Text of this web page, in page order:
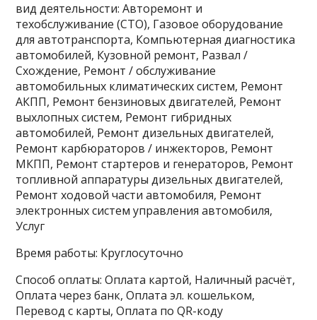
вид деятельности: Авторемонт и
техобслуживание (СТО), Газовое оборудование
для автотранспорта, Компьютерная диагностика
автомобилей, Кузовной ремонт, Развал /
Схождение, Ремонт / обслуживание
автомобильных климатических систем, Ремонт
АКПП, Ремонт бензиновых двигателей, Ремонт
выхлопных систем, Ремонт гибридных
автомобилей, Ремонт дизельных двигателей,
Ремонт карбюраторов / инжекторов, Ремонт
МКПП, Ремонт стартеров и генераторов, Ремонт
топливной аппаратуры дизельных двигателей,
Ремонт ходовой части автомобиля, Ремонт
электронных систем управления автомобиля,
Услуг
Время работы: Круглосуточно
Способ оплаты: Оплата картой, Наличный расчёт,
Оплата через банк, Оплата эл. кошельком,
Перевод с карты, Оплата по QR-коду